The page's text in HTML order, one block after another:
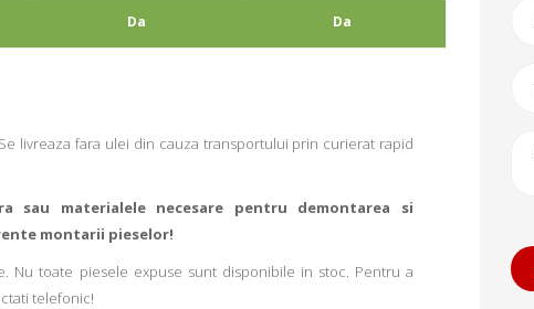
Da Da
livreaza fara ulei din cauza transportului prin curierat rapid
sau materialele necesare pentru demontarea si
montarii pieselor!
Nu toate piesele expuse sunt disponibile in stoc. Pentru a
telefonic!